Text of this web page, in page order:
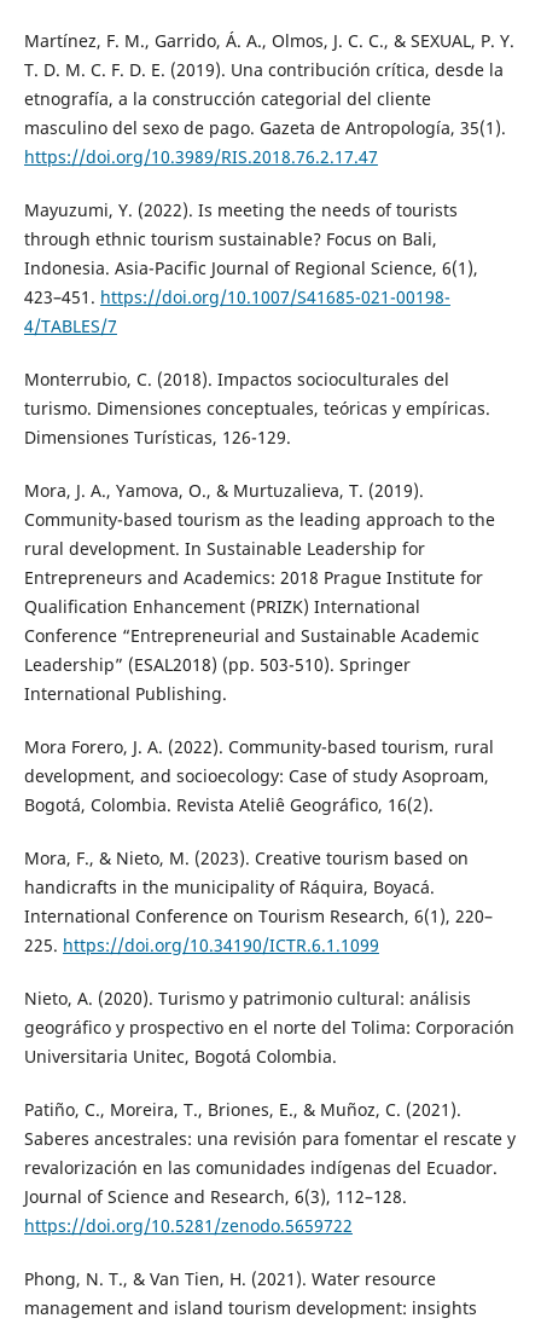
Martínez, F. M., Garrido, Á. A., Olmos, J. C. C., & SEXUAL, P. Y.
T. D. M. C. F. D. E. (2019). Una contribución crítica, desde la
etnografía, a la construcción categorial del cliente
masculino del sexo de pago. Gazeta de Antropología, 35(1).
https://doi.org/10.3989/RIS.2018.76.2.17.47
Mayuzumi, Y. (2022). Is meeting the needs of tourists
through ethnic tourism sustainable? Focus on Bali,
Indonesia. Asia-Pacific Journal of Regional Science, 6(1),
423–451. https://doi.org/10.1007/S41685-021-00198-
4/TABLES/7
Monterrubio, C. (2018). Impactos socioculturales del
turismo. Dimensiones conceptuales, teóricas y empíricas.
Dimensiones Turísticas, 126-129.
Mora, J. A., Yamova, O., & Murtuzalieva, T. (2019).
Community-based tourism as the leading approach to the
rural development. In Sustainable Leadership for
Entrepreneurs and Academics: 2018 Prague Institute for
Qualification Enhancement (PRIZK) International
Conference “Entrepreneurial and Sustainable Academic
Leadership” (ESAL2018) (pp. 503-510). Springer
International Publishing.
Mora Forero, J. A. (2022). Community-based tourism, rural
development, and socioecology: Case of study Asoproam,
Bogotá, Colombia. Revista Ateliê Geográfico, 16(2).
Mora, F., & Nieto, M. (2023). Creative tourism based on
handicrafts in the municipality of Ráquira, Boyacá.
International Conference on Tourism Research, 6(1), 220–
225. https://doi.org/10.34190/ICTR.6.1.1099
Nieto, A. (2020). Turismo y patrimonio cultural: análisis
geográfico y prospectivo en el norte del Tolima: Corporación
Universitaria Unitec, Bogotá Colombia.
Patiño, C., Moreira, T., Briones, E., & Muñoz, C. (2021).
Saberes ancestrales: una revisión para fomentar el rescate y
revalorización en las comunidades indígenas del Ecuador.
Journal of Science and Research, 6(3), 112–128.
https://doi.org/10.5281/zenodo.5659722
Phong, N. T., & Van Tien, H. (2021). Water resource
management and island tourism development: insights